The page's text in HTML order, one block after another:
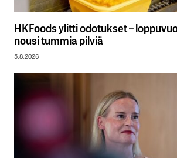
HKFoods ylitti odotukset –
nousi tummia pilviä
5.8.2026